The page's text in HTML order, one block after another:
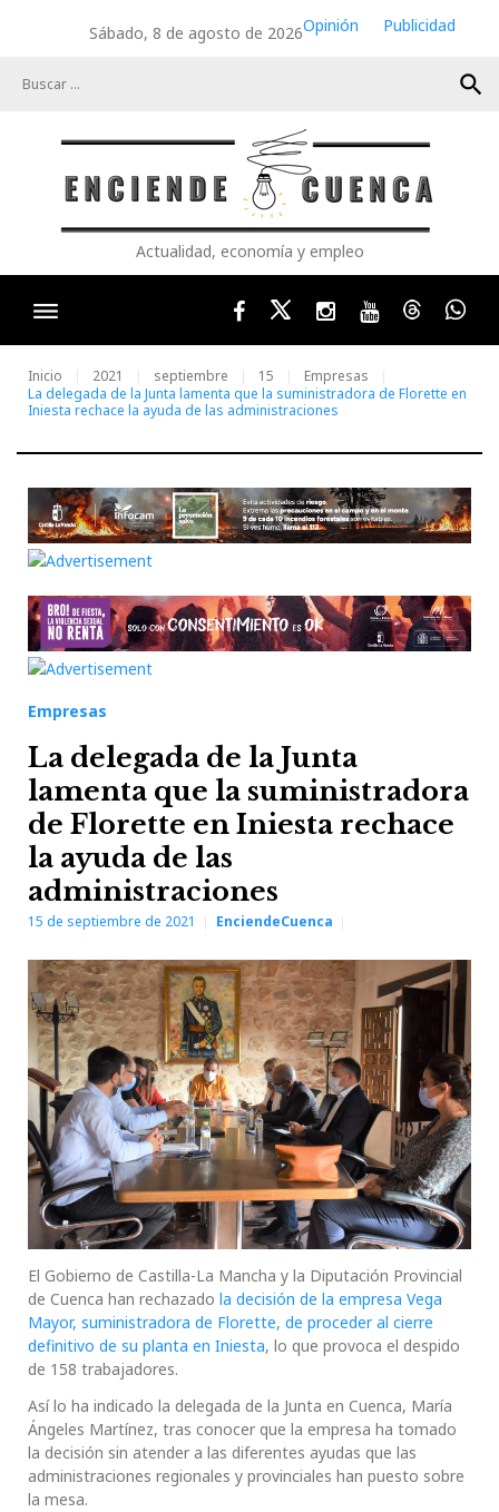
Sábado, 8 de agosto de 2026Opinión
Publicidad
search
Actualidad, economía y empleo
FacebookTwitterInstagram
YoutubeThreads
Inicio 2021 septiembre 15
Empresas
La delegada de la Junta lamenta que la suministradora de Florette en
Iniesta rechace la ayuda de las administraciones
Empresas
La delegada de la Junta
lamenta que la suministradora
de Florette en Iniesta rechace
la ayuda de las
administraciones
15 de septiembre de 2021 EnciendeCuenca
El Gobierno de Castilla-La Mancha y la Diputación Provincial
de Cuenca han rechazado la decisión de la empresa Vega
Mayor, suministradora de Florette, de proceder al cierre
definitivo de su planta en Iniesta, lo que provoca el despido
de 158 trabajadores.
Así lo ha indicado la delegada de la Junta en Cuenca, María
Ángeles Martínez, tras conocer que la empresa ha tomado
la decisión sin atender a las diferentes ayudas que las
administraciones regionales y provinciales han puesto sobre
la mesa.